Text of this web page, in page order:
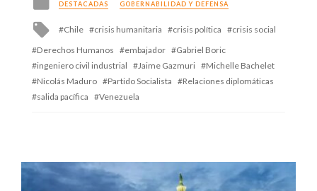
in
DESTACADAS GOBERNABILIDAD Y DEFENSA
Tagged
Chile crisis humanitaria crisis política
crisis social
Derechos Humanos
embajador
Gabriel Boric
ingeniero civil industrial
Jaime Gazmuri
Michelle Bachelet
Nicolás Maduro
Partido Socialista
Relaciones diplomáticas
salida pacífica
Venezuela